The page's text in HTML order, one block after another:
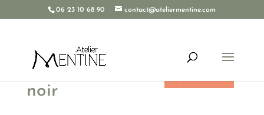
06 23 10 68 90 contact@ateliermentine.com
Sac L’ÉPURE matelassé
noir